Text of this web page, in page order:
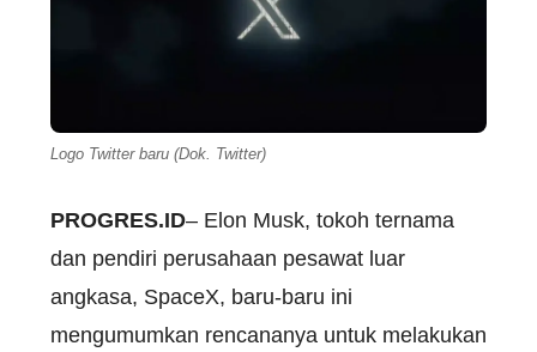
Logo Twitter baru (Dok. Twitter)
PROGRES.ID– Elon Musk, tokoh ternama
dan pendiri perusahaan pesawat luar
angkasa, SpaceX, baru-baru ini
mengumumkan rencananya untuk melakukan